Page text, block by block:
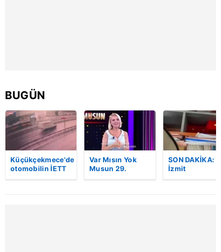
BUGÜN
Küçükçekmece'de
otomobilin İETT
Var Mısın Yok
Musun 29.
SON DAKİKA:
İzmit